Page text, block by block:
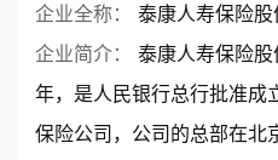
企业全称：
泰康人寿保险股
企业简介：
泰康人寿保险
年，是人民银行总行批准成
保险公司，公司的总部在北